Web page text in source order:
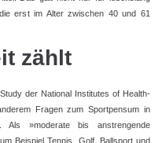
erst im Alter zwischen 40 und 61
zählt
der National Institutes of Health-
Fragen zum Sportpensum in
Als »moderate bis anstrengende
Beispiel Tennis, Golf, Ballsport und